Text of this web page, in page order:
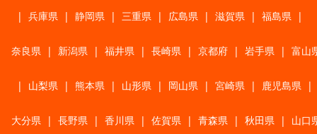
| 兵庫県 | 静岡県 | 三重県 | 広島県 | 滋賀県 | 福島県 |
奈良県 | 新潟県 | 福井県 | 長崎県 | 京都府 | 岩手県 | 富山
| 山梨県 | 熊本県 | 山形県 | 岡山県 | 宮崎県 | 鹿児島県 |
大分県 | 長野県 | 香川県 | 佐賀県 | 青森県 | 秋田県 | 山口